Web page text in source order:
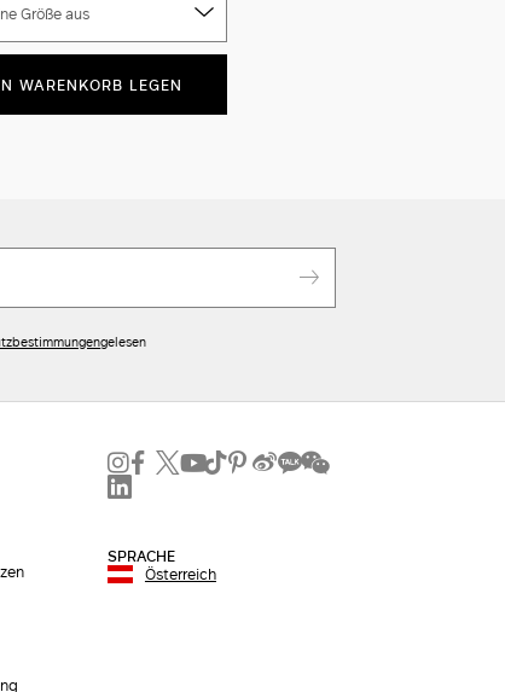
Größe aus
WARENKORB LEGEN
gelesen
SPRACHE
Österreich